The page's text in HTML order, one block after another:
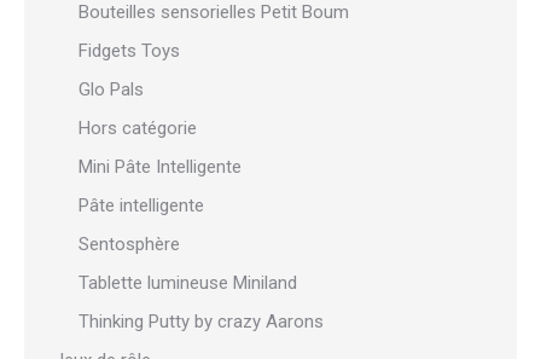
Bouteilles sensorielles Petit Boum
Fidgets Toys
Glo Pals
Hors catégorie
Mini Pâte Intelligente
Pâte intelligente
Sentosphère
Tablette lumineuse Miniland
Thinking Putty by crazy Aarons